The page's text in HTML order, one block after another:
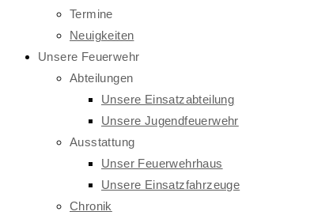
Termine
Neuigkeiten
Unsere Feuerwehr
Abteilungen
Unsere Einsatzabteilung
Unsere Jugendfeuerwehr
Ausstattung
Unser Feuerwehrhaus
Unsere Einsatzfahrzeuge
Chronik